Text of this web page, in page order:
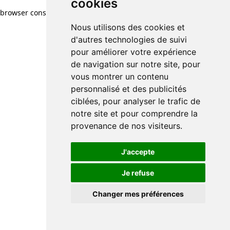
cookies
Nous utilisons des cookies et
d'autres technologies de suivi
pour améliorer votre expérience
de navigation sur notre site, pour
vous montrer un contenu
personnalisé et des publicités
ciblées, pour analyser le trafic de
notre site et pour comprendre la
provenance de nos visiteurs.
J'accepte
Je refuse
Changer mes préférences
browser console for more information)